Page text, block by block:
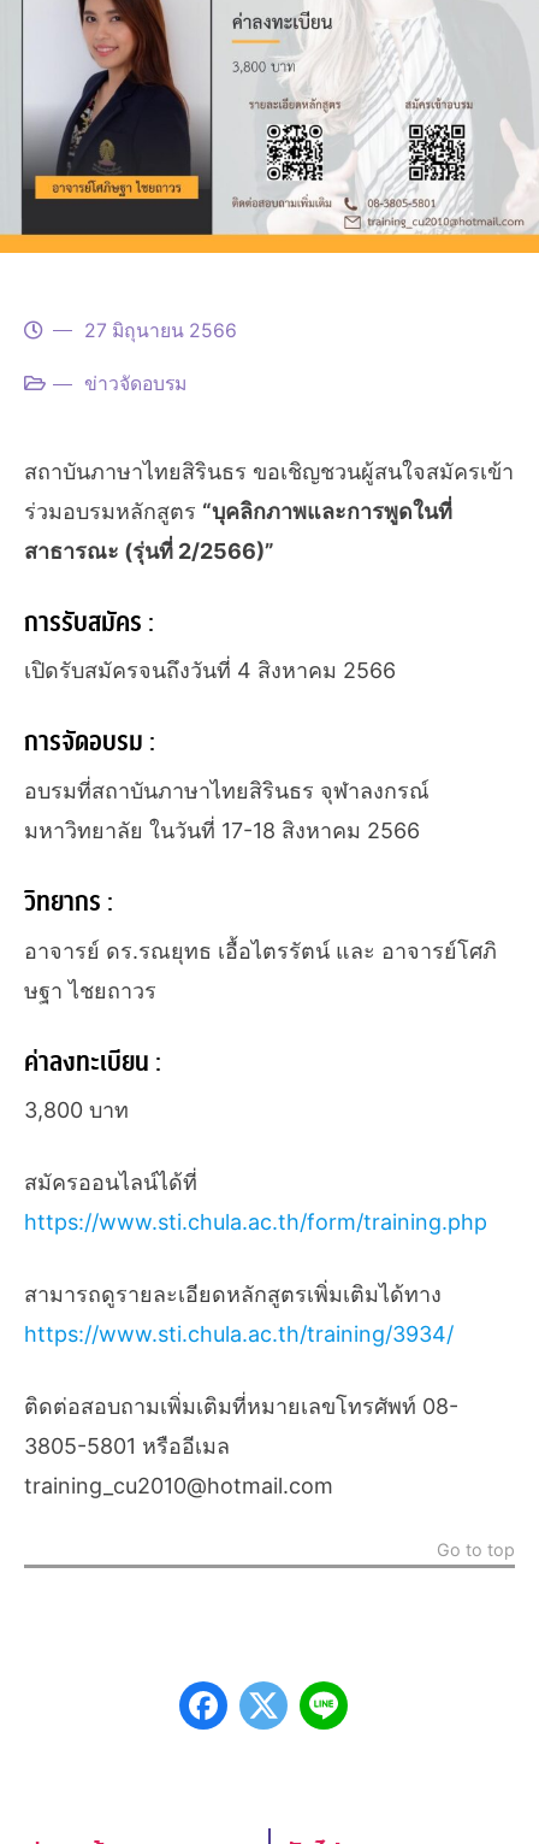
27 มิถุนายน 2566
ข่าวจัดอบรม
สถาบันภาษาไทยสิรินธร ขอเชิญชวนผู้สนใจสมัครเข้า
ร่วมอบรมหลักสูตร “บุคลิกภาพและการพูดในที่
สาธารณะ (รุ่นที่ 2/2566)”
การรับสมัคร :
เปิดรับสมัครจนถึงวันที่ 4 สิงหาคม 2566
การจัดอบรม :
อบรมที่สถาบันภาษาไทยสิรินธร จุฬาลงกรณ์
มหาวิทยาลัย ในวันที่ 17-18 สิงหาคม 2566
วิทยากร :
อาจารย์ ดร.รณยุทธ เอื้อไตรรัตน์ และ อาจารย์โศภิ
ษฐา ไชยถาวร
ค่าลงทะเบียน :
3,800 บาท
สมัครออนไลน์ได้ที่
https://www.sti.chula.ac.th/form/training.php
สามารถดูรายละเอียดหลักสูตรเพิ่มเติมได้ทาง
https://www.sti.chula.ac.th/training/3934/
ติดต่อสอบถามเพิ่มเติมที่หมายเลขโทรศัพท์ 08-
3805-5801 หรืออีเมล
training_cu2010@hotmail.com
Go to top